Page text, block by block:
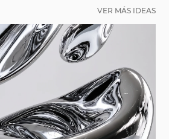
VER MÁS IDEAS